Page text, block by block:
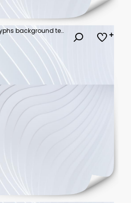
Ancient egyptian hieroglyphs background texture seamless pattern old papyrus design vector art